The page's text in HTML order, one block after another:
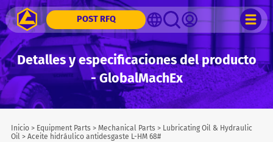
POST RFQ
Detalles y especificaciones del producto
- GlobalMachEx
Inicio> Equipment Parts > Mechanical Parts > Lubricating Oil & Hydraulic
Oil > Aceite hidráulico antidesgaste L-HM 68#